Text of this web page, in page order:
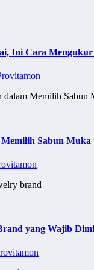
Ini Cara
Memilih Sabun
yang Wajib